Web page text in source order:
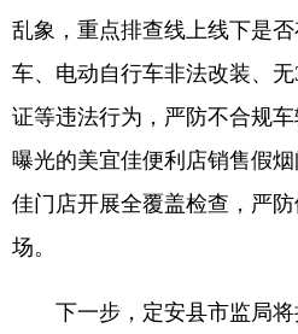
乱象，重点排查线上线下是
车、电动自行车非法改装、
证等违法行为，严防不合规
曝光的美宜佳便利店销售假
佳门店开展全覆盖检查，严
场。
下一步，定安县市监局将